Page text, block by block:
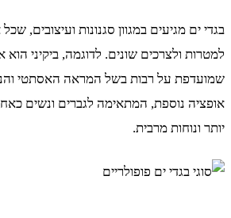
בגדי ים מגיעים במגוון סגנונות ועיצובים,
למטרות ולצרכים שונים. לדוגמה, ביקיני
שמועדפת על רבות בשל המראה האסתטי
אופציה נוספת, המתאימה לגברים ונשים
יותר ונוחות מרבית.